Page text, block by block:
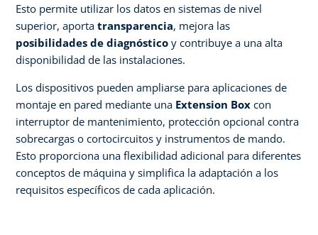
Esto permite utilizar los datos en sistemas de nivel
superior, aporta transparencia, mejora las
posibilidades de diagnóstico y contribuye a una alta
disponibilidad de las instalaciones.
Los dispositivos pueden ampliarse para aplicaciones de
montaje en pared mediante una Extension Box con
interruptor de mantenimiento, protección opcional contra
sobrecargas o cortocircuitos y instrumentos de mando.
Esto proporciona una flexibilidad adicional para diferentes
conceptos de máquina y simplifica la adaptación a los
requisitos específicos de cada aplicación.​